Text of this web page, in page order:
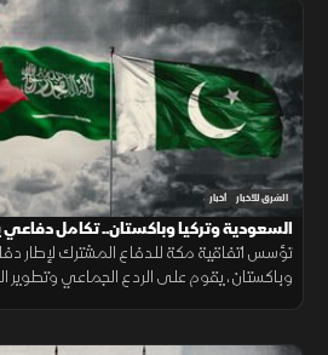
الشرق للأخبار أخبار
السعودية وتركيا وباكستان.. تكامل دفاعي
تؤسس اتفاقية مكة للدفاع المشترك لإطار
وباكستان، يقوم على الردع الجماعي وتطوير